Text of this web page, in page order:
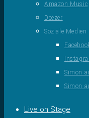
Amazon Music
Deezer
Soziale Medien
Simon
Simon
Live on Stage